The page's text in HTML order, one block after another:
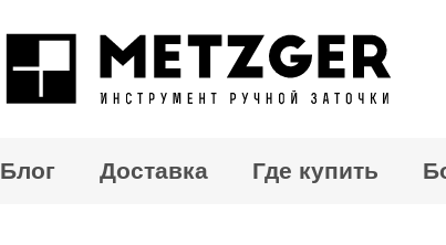
Блог Доставка Где купить